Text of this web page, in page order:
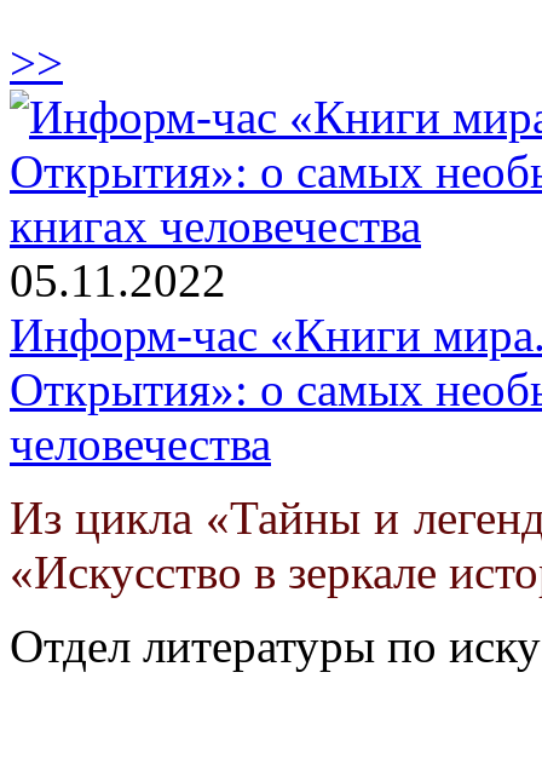
>>
05.11.2022
Информ-час «Книги
Открытия»: о самых
человечества
Из цикла «Тайны и
«Искусство в зеркале
Отдел литературы по